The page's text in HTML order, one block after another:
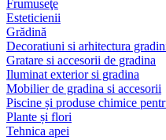
Frumuseţe
Esteticienii
Grădină
Decoratiuni si arhitectura
Gratare si accesorii de gradina
Iluminat exterior si gradina
Mobilier de gradina si accesorii
Piscine și produse chimice
Plante și flori
Tehnica apei